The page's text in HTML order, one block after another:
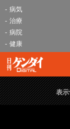
病気
治療
病院
健康
表